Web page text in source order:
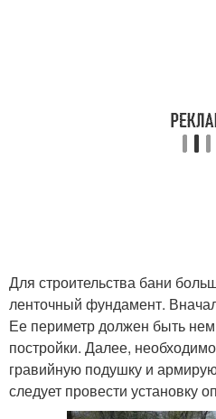
Для строительства бани
ленточный фундамент.
Ее периметр должен быть
постройки. Далее,
гравийную подушку и
следует провести установку